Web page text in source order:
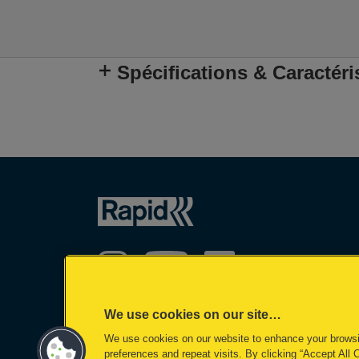
Spécifications &
©2026 ACCO Brands, All rights
We use cookies on our site…
We use cookies on our website to enhance your
preferences and repeat visits. By clicking “Accept All